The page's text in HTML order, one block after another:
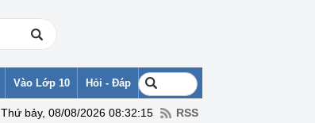
Vào Lớp 10 Hỏi - Đáp
Thứ bảy, 08/08/2026 08:32:15 RSS